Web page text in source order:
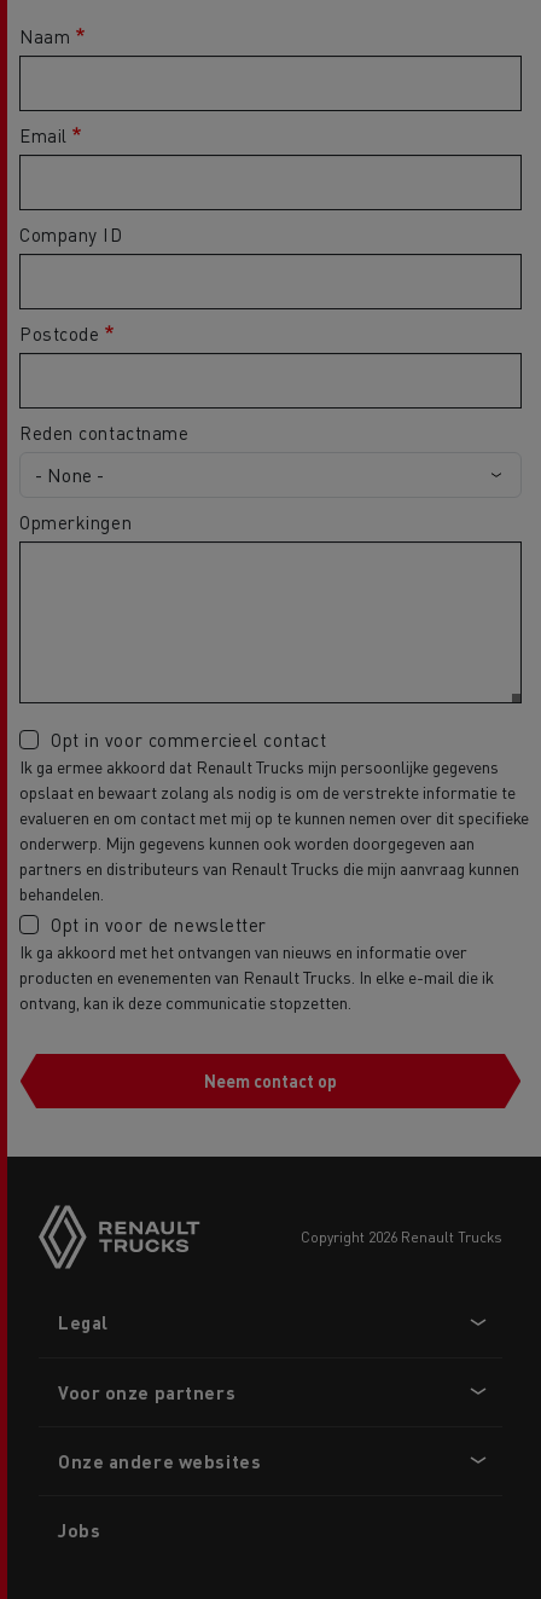
Naam
Email
Company ID
Postcode
Reden contactname
Opmerkingen
Opt in voor commercieel contact
Ik ga ermee akkoord dat Renault Trucks mijn persoonlijke gegevens
opslaat en bewaart zolang als nodig is om de verstrekte informatie te
evalueren en om contact met mij op te kunnen nemen over dit specifieke
onderwerp. Mijn gegevens kunnen ook worden doorgegeven aan
partners en distributeurs van Renault Trucks die mijn aanvraag kunnen
behandelen.
Opt in voor de newsletter
Ik ga akkoord met het ontvangen van nieuws en informatie over
producten en evenementen van Renault Trucks. In elke e-mail die ik
ontvang, kan ik deze communicatie stopzetten.
Neem contact op
copyright 2026 Renault Trucks
menu
Legal
Voor onze partners
Onze andere websites
Jobs